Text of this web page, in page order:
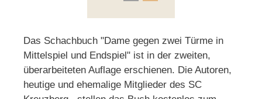
Das Schachbuch "Dame gegen zwei Türme in
Mittelspiel und Endspiel" ist in der zweiten,
überarbeiteten Auflage erschienen. Die Autoren,
heutige und ehemalige Mitglieder des SC